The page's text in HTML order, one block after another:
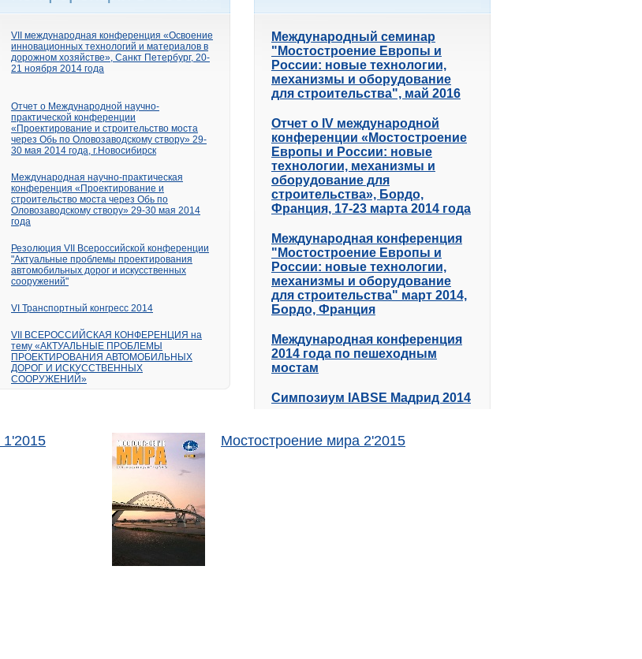
VII международная конференция «Освоение
инновационных технологий и материалов в
дорожном хозяйстве», Санкт Петербург, 20-
21 ноября 2014 года
Отчет о Международной научно-
практической конференции
«Проектирование и строительство моста
через Обь по Оловозаводскому створу» 29-
30 мая 2014 года, г.Новосибирск
Международная научно-практическая
конференция «Проектирование и
строительство моста через Обь по
Оловозаводскому створу» 29-30 мая 2014
года
Резолюция VII Всероссийской конференции
"Актуальные проблемы проектирования
автомобильных дорог и искусственных
сооружений"
VI Транспортный конгресс 2014
VII ВСЕРОССИЙСКАЯ КОНФЕРЕНЦИЯ на
тему «АКТУАЛЬНЫЕ ПРОБЛЕМЫ
ПРОЕКТИРОВАНИЯ АВТОМОБИЛЬНЫХ
ДОРОГ И ИСКУССТВЕННЫХ
СООРУЖЕНИЙ»
Международный семинар
"Мостостроение Европы и
России: новые технологии,
механизмы и оборудование
для строительства", май 2016
Отчет о IV международной
конференции «Мостостроение
Европы и России: новые
технологии, механизмы и
оборудование для
строительства», Бордо,
Франция, 17-23 марта 2014 года
Международная конференция
"Мостостроение Европы и
России: новые технологии,
механизмы и оборудование
для строительства" март 2014,
Бордо, Франция
Международная конференция
2014 года по пешеходным
мостам
Симпозиум IABSE Мадрид 2014
1'2015 Мостостроение мира 2'2015